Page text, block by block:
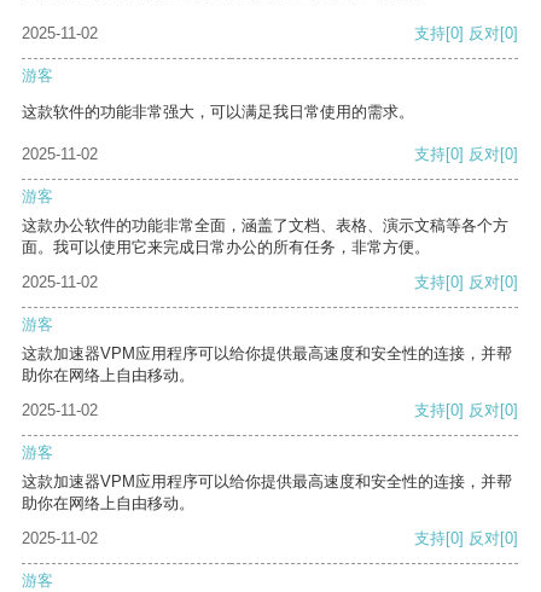
2025-11-02 支持[0] 反对[0]
游客
这款软件的功能非常强大，可以满足我日常使用的需求。
2025-11-02 支持[0] 反对[0]
游客
这款办公软件的功能非常全面，涵盖了文档、表格、演示文稿等各个方
面。我可以使用它来完成日常办公的所有任务，非常方便。
2025-11-02
支持[0] 反对[0]
游客
这款加速器VPM应用程序可以给你提供最高速度和安全性的连接，并帮
助你在网络上自由移动。
2025-11-02
支持[0] 反对[0]
游客
这款加速器VPM应用程序可以给你提供最高速度和安全性的连接，并帮
助你在网络上自由移动。
2025-11-02
支持[0] 反对[0]
游客